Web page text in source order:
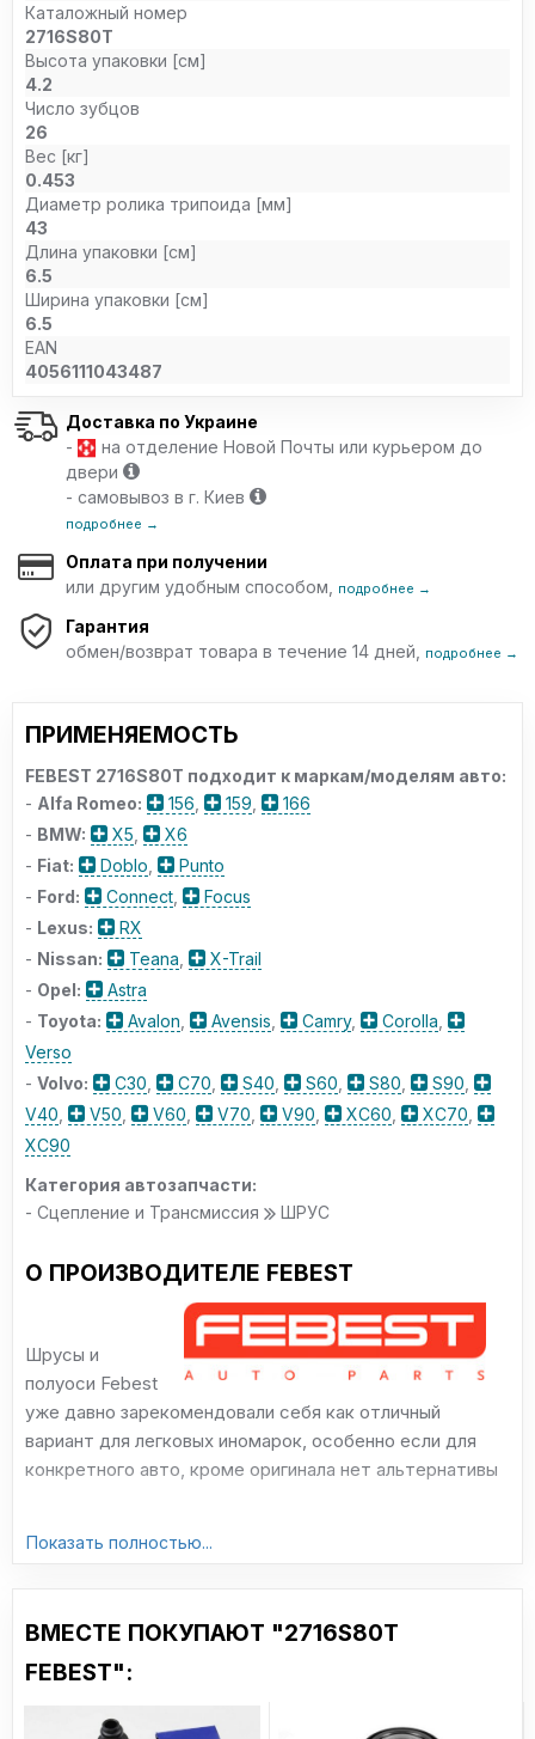
Каталожный номер
2716S80T
Высота упаковки [см]
4.2
Число зубцов
26
Вес [кг]
0.453
Диаметр ролика трипоида [мм]
43
Длина упаковки [см]
6.5
Ширина упаковки [см]
6.5
EAN
4056111043487
Доставка по Украине
-
на отделение Новой Почты или курьером до
двери
- самовывоз в г. Киев
подробнее →
Оплата при получении
или другим удобным способом,
подробнее →
Гарантия
обмен/возврат товара в течение 14 дней,
подробнее →
ПРИМЕНЯЕМОСТЬ
FEBEST 2716S80T подходит к маркам/моделям авто:
- Alfa Romeo: 156 159
166
- BMW: X5
X6
- Fiat: Doblo
Punto
- Ford: Connect
Focus
- Lexus:
RX
- Nissan: Teana
X-Trail
- Opel:
Astra
- Toyota: Avalon Avensis Camry, Corolla
Verso
- Volvo: C30 C70 S40 S60 S80 S90
V40
V50 V60 V70 V90 XC60 XC70
XC90
Категория автозапчасти:
- Сцепление и Трансмиссия
ШРУС
О ПРОИЗВОДИТЕЛЕ FEBEST
Шрусы и
полуоси Febest
уже давно зарекомендовали себя как отличный
вариант для легковых иномарок, особенно если для
конкретного авто, кроме оригинала нет альтернативы
Показать полностью...
ВМЕСТЕ ПОКУПАЮТ "2716S80T
FEBEST":